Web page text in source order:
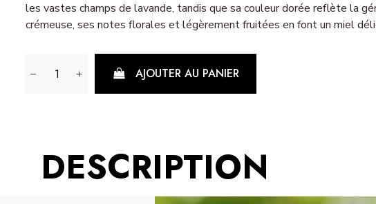
les vastes champs de lavande, tandis que sa couleur dorée reflète la
crémeuse, ses notes florales et légèrement fruitées en font un miel
AJOUTER AU PANIER
DESCRIPTION